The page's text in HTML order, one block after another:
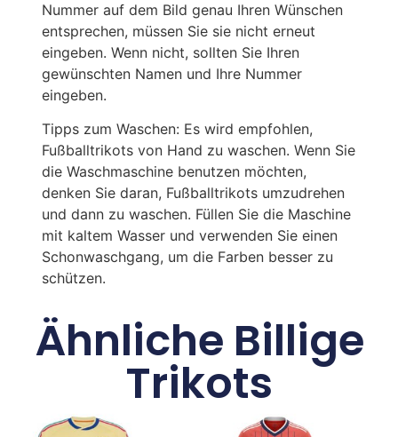
Nummer auf dem Bild genau Ihren Wünschen
entsprechen, müssen Sie sie nicht erneut
eingeben. Wenn nicht, sollten Sie Ihren
gewünschten Namen und Ihre Nummer
eingeben.
Tipps zum Waschen: Es wird empfohlen,
Fußballtrikots von Hand zu waschen. Wenn Sie
die Waschmaschine benutzen möchten,
denken Sie daran, Fußballtrikots umzudrehen
und dann zu waschen. Füllen Sie die Maschine
mit kaltem Wasser und verwenden Sie einen
Schonwaschgang, um die Farben besser zu
schützen.
Ähnliche Billige
Trikots